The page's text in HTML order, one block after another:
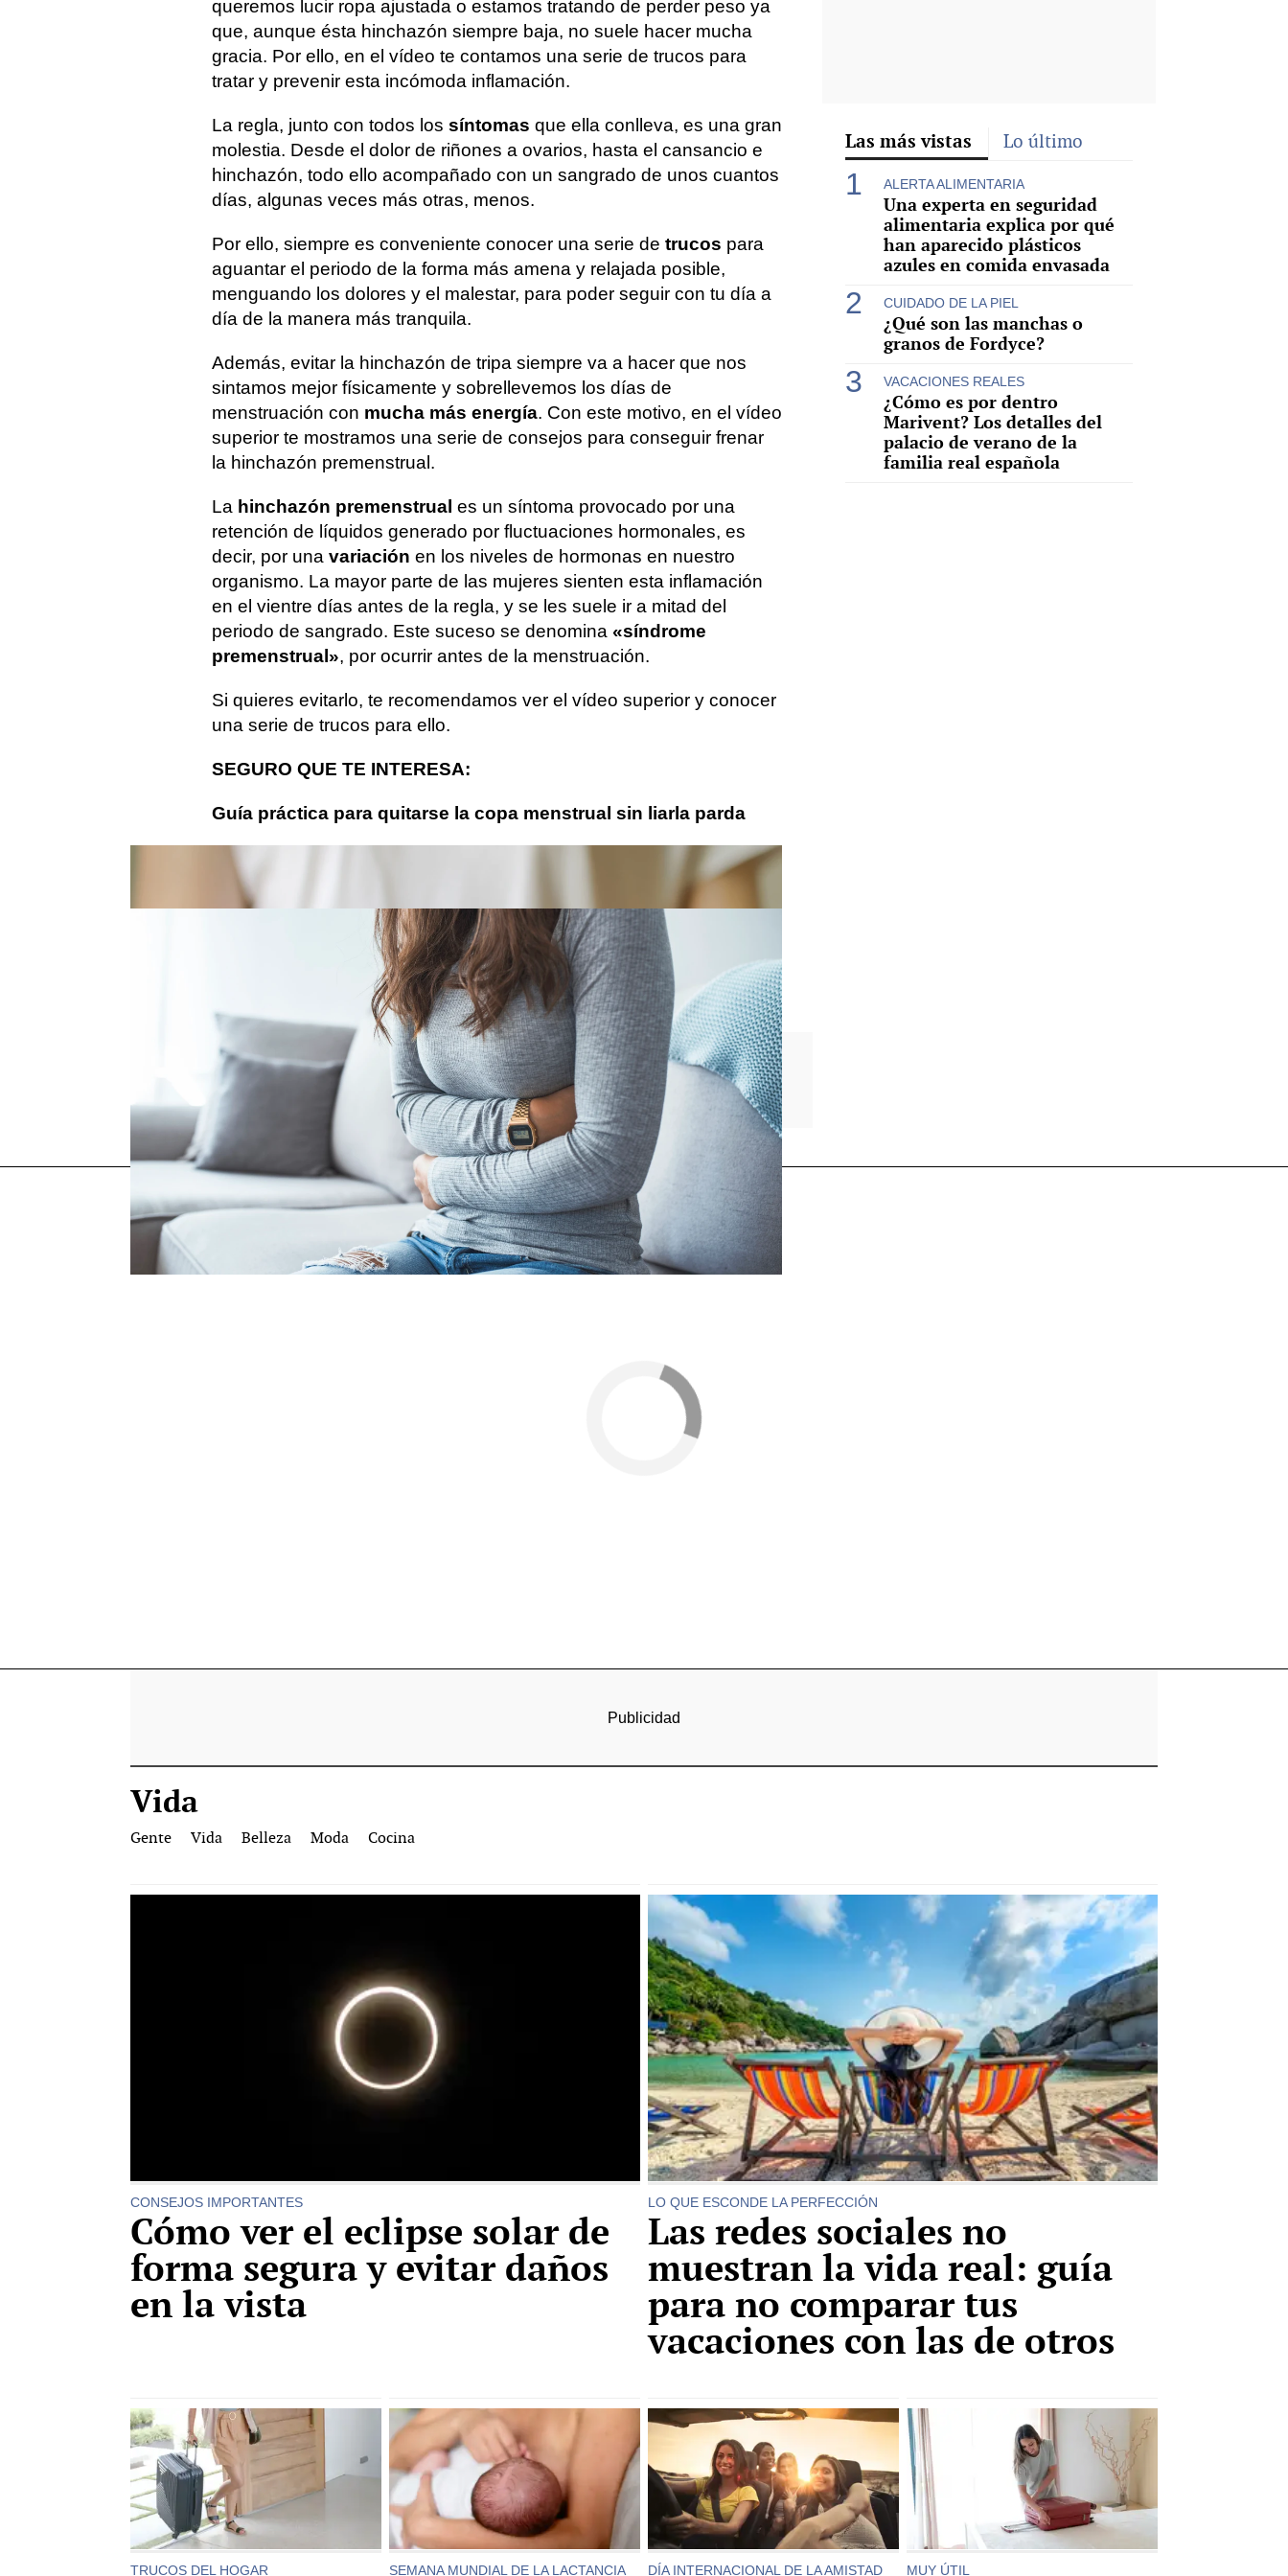
queremos lucir ropa ajustada o estamos tratando de perder peso ya
que, aunque ésta hinchazón siempre baja, no suele hacer mucha
gracia. Por ello, en el vídeo te contamos una serie de trucos para
tratar y prevenir esta incómoda inflamación.
La regla, junto con todos los síntomas que ella conlleva, es una gran
molestia. Desde el dolor de riñones a ovarios, hasta el cansancio e
hinchazón, todo ello acompañado con un sangrado de unos cuantos
días, algunas veces más otras, menos.
Por ello, siempre es conveniente conocer una serie de trucos para
aguantar el periodo de la forma más amena y relajada posible,
menguando los dolores y el malestar, para poder seguir con tu día a
día de la manera más tranquila.
Además, evitar la hinchazón de tripa siempre va a hacer que nos
sintamos mejor físicamente y sobrellevemos los días de
menstruación con mucha más energía. Con este motivo, en el vídeo
superior te mostramos una serie de consejos para conseguir frenar
la hinchazón premenstrual.
La hinchazón premenstrual es un síntoma provocado por una
retención de líquidos generado por fluctuaciones hormonales, es
decir, por una variación en los niveles de hormonas en nuestro
organismo. La mayor parte de las mujeres sienten esta inflamación
en el vientre días antes de la regla, y se les suele ir a mitad del
periodo de sangrado. Este suceso se denomina «síndrome
premenstrual», por ocurrir antes de la menstruación.
Si quieres evitarlo, te recomendamos ver el vídeo superior y conocer
una serie de trucos para ello.
SEGURO QUE TE INTERESA:
Guía práctica para quitarse la copa menstrual sin liarla parda
Cómo identificar los síntomas del shock tóxico
Las más vistas Lo último
ALERTA ALIMENTARIA
Una experta en seguridad
alimentaria explica por qué
han aparecido plásticos
azules en comida envasada
CUIDADO DE LA PIEL
¿Qué son las manchas o
granos de Fordyce?
VACACIONES REALES
¿Cómo es por dentro
Marivent? Los detalles del
palacio de verano de la
familia real española
Vida
Gente Vida Belleza Moda Cocina
CONSEJOS IMPORTANTES
Cómo ver el eclipse solar de
forma segura y evitar daños
en la vista
LO QUE ESCONDE LA PERFECCIÓN
Las redes sociales no
muestran la vida real: guía
para no comparar tus
vacaciones con las de otros
TRUCOS DEL HOGAR SEMANA MUNDIAL DE LA LACTANCIA DÍA INTERNACIONAL DE LA AMISTAD MUY ÚTIL